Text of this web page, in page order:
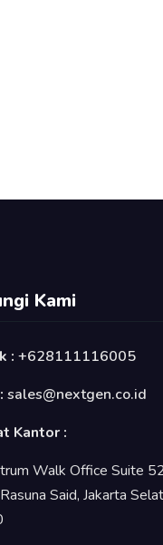
Kami
: +628111116005
sales@nextgen.co.id
Kantor :
Walk Office Suite
Said, Jakarta